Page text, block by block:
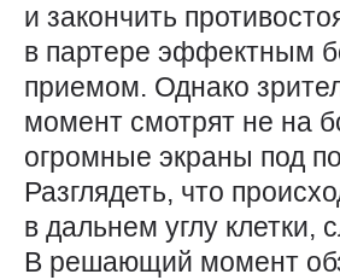
и закончить
в партере эффектным
приемом. Однако
момент смотрят не на
огромные экраны под
Разглядеть, что
в дальнем углу клетки,
В решающий момент